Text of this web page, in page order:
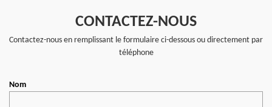
CONTACTEZ-NOUS
Contactez-nous en remplissant le formulaire ci-dessous ou directement par
téléphone
Nom